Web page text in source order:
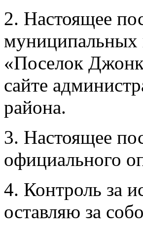
2. Настоящее
муниципальных
«Поселок
сайте
района.
3. Настоящее
официального
4. Контроль за
оставляю за